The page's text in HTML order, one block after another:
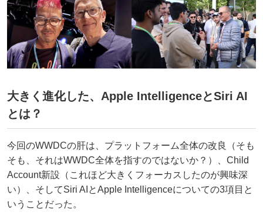
大きく進化した、Apple IntelligenceとSiri AI
とは？
今回のWWDCの肝は、プラットフォーム全体の改良（そも
そも、それはWWDC全体を指すのではないか？）、Child
Account新設（これほど大きくフォーカスしたのが興味深
い）、そしてSiri AIとApple Intelligenceについての3項目と
いうことだった。